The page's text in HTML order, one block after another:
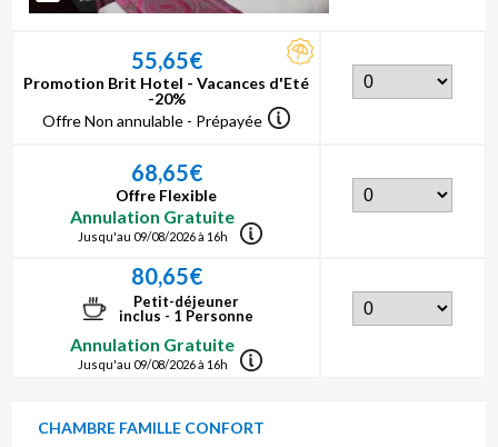
55,65€
Promotion Brit Hotel - Vacances d'Eté
-20%
Offre Non annulable - Prépayée
68,65€
Offre Flexible
Annulation Gratuite
Jusqu'au 09/08/2026 à 16h
80,65€
Petit-déjeuner
inclus - 1 Personne
Annulation Gratuite
Jusqu'au 09/08/2026 à 16h
CHAMBRE FAMILLE CONFORT